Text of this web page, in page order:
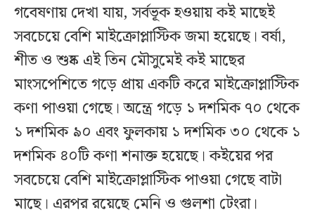
গবেষণায় দেখা যায়, সর্বভূক হওয়ায় কই মাছেই
সবচেয়ে বেশি মাইক্রোপ্লাস্টিক জমা হয়েছে। বর্ষা,
শীত ও শুষ্ক এই তিন মৌসুমেই কই মাছের
মাংসপেশিতে গড়ে প্রায় একটি করে মাইক্রোপ্লাস্টিক
কণা পাওয়া গেছে। অন্ত্রে গড়ে ১ দশমিক ৭০ থেকে
১ দশমিক ৯০ এবং ফুলকায় ১ দশমিক ৩০ থেকে ১
দশমিক ৪০টি কণা শনাক্ত হয়েছে। কইয়ের পর
সবচেয়ে বেশি মাইক্রোপ্লাস্টিক পাওয়া গেছে বাটা
মাছে। এরপর রয়েছে মেনি ও গুলশা টেংরা।